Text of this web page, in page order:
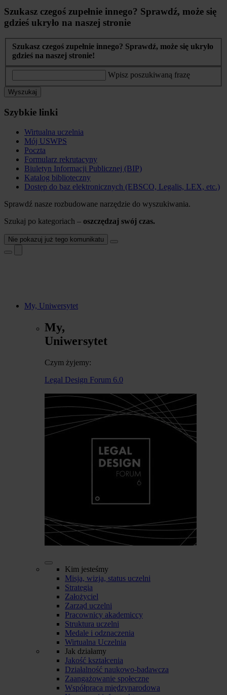
Szukasz czegoś zupełnie innego? Sprawdź, może się
gdzieś ukryło na naszej stronie
Szukasz czegoś zupełnie innego? Sprawdź, może się ukryło
gdzieś na naszej stronie!
Wpisz poszukiwaną frazę
Wyszukaj
Szybkie linki
Wirtualna uczelnia
Mój USWPS
Poczta
Formularz rekrutacyny
Biuletyn Informacji Publicznej (BIP)
Katalog biblioteczny
Dostęp do baz elektronicznych (EBSCO, Legalis, LEX, etc.)
Sprawdź nasze rozbudowane narzędzie do wyszukiwania.
Szukaj po kategoriach – oszczędzaj swój czas.
Nie pokazuj już tego komunikatu
My, Uniwersytet
My,
Uniwersytet
Czym żyjemy:
Legal Design Forum 6.0
Kim jesteśmy
Misja, wizja, status uczelni
Strategia
Założyciel
Zarząd uczelni
Pracownicy akademiccy
Struktura uczelni
Medale i odznaczenia
Wirtualna Uczelnia
Jak działamy
Jakość kształcenia
Działalność naukowo-badawcza
Zaangażowanie społeczne
Współpraca międzynarodowa